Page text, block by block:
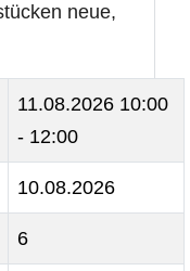
neue,
11.08.2026 10:00
- 12:00
10.08.2026
6